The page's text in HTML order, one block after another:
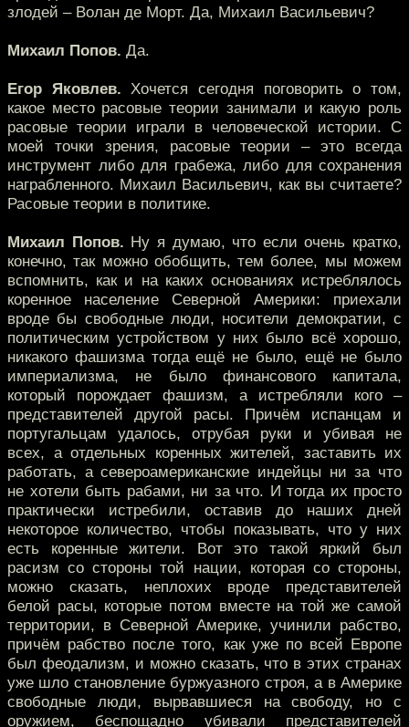
злодей – Волан де Морт. Да, Михаил Васильевич?
Михаил Попов. Да.
Егор Яковлев. Хочется сегодня поговорить о том,
какое место расовые теории занимали и какую роль
расовые теории играли в человеческой истории. С
моей точки зрения, расовые теории – это всегда
инструмент либо для грабежа, либо для сохранения
награбленного. Михаил Васильевич, как вы считаете?
Расовые теории в политике.
Михаил Попов. Ну я думаю, что если очень кратко,
конечно, так можно обобщить, тем более, мы можем
вспомнить, как и на каких основаниях истреблялось
коренное население Северной Америки: приехали
вроде бы свободные люди, носители демократии, с
политическим устройством у них было всё хорошо,
никакого фашизма тогда ещё не было, ещё не было
империализма, не было финансового капитала,
который порождает фашизм, а истребляли кого –
представителей другой расы. Причём испанцам и
португальцам удалось, отрубая руки и убивая не
всех, а отдельных коренных жителей, заставить их
работать, а североамериканские индейцы ни за что
не хотели быть рабами, ни за что. И тогда их просто
практически истребили, оставив до наших дней
некоторое количество, чтобы показывать, что у них
есть коренные жители. Вот это такой яркий был
расизм со стороны той нации, которая со стороны,
можно сказать, неплохих вроде представителей
белой расы, которые потом вместе на той же самой
территории, в Северной Америке, учинили рабство,
причём рабство после того, как уже по всей Европе
был феодализм, и можно сказать, что в этих странах
уже шло становление буржуазного строя, а в Америке
свободные люди, вырвавшиеся на свободу, но с
оружием, беспощадно убивали представителей